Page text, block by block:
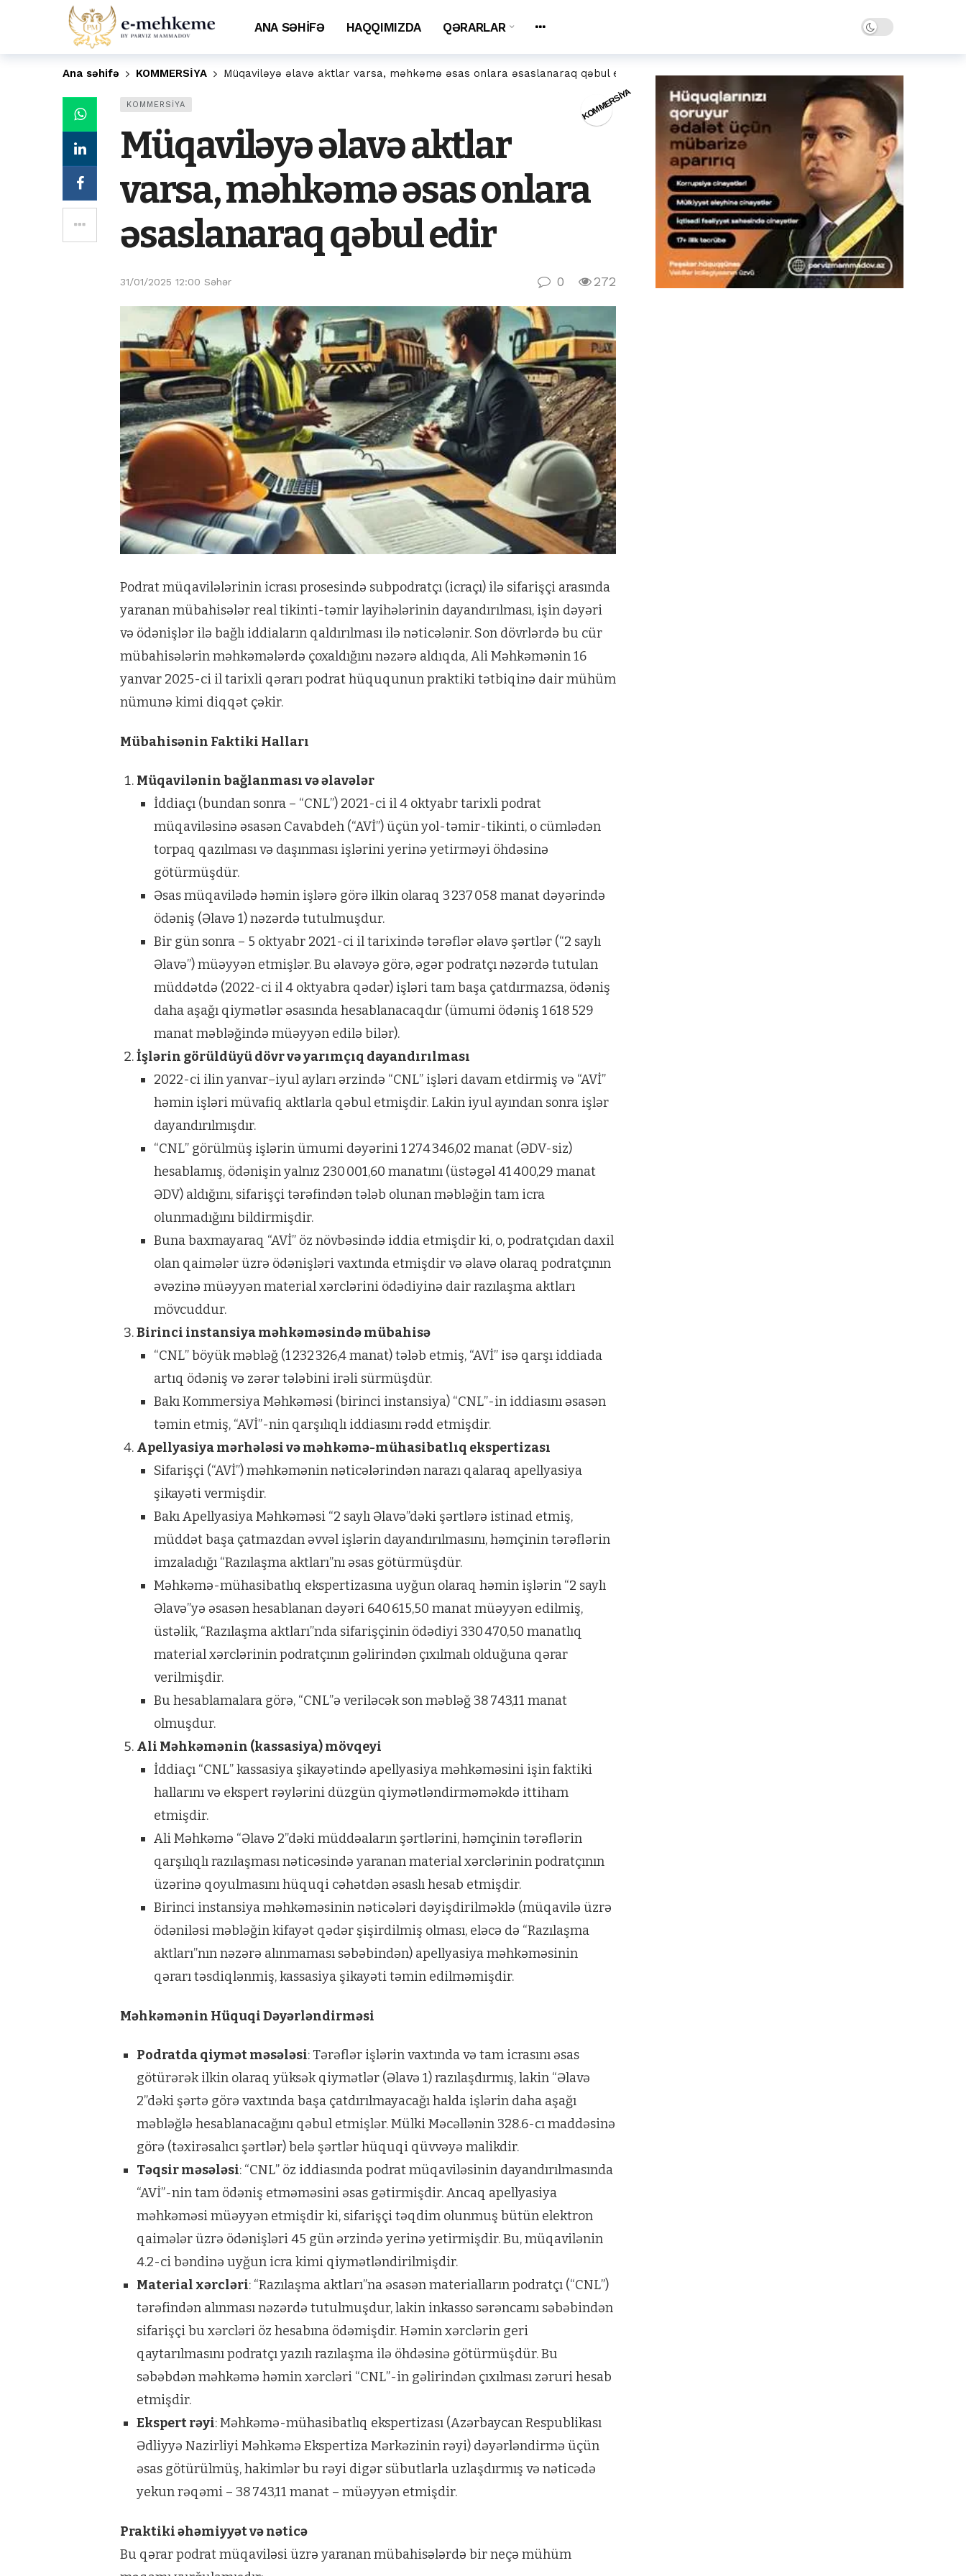
ANA SƏHİFƏ HAQQIMIZDA QƏRARLAR Dark mode
Ana səhifə KOMMERSİYA Müqaviləyə əlavə aktlar varsa, məhkəmə əsas onlara əsaslanaraq qəbul edir
KOMMERSİYA
KOMMERSİYA
Müqaviləyə əlavə aktlar
varsa, məhkəmə əsas onlara
əsaslanaraq qəbul edir
31/01/2025 12:00 Səhər 0 272
Podrat müqavilələrinin icrası prosesində subpodratçı (icraçı) ilə sifarişçi arasında
yaranan mübahisələr real tikinti-təmir layihələrinin dayandırılması, işin dəyəri
və ödənişlər ilə bağlı iddiaların qaldırılması ilə nəticələnir. Son dövrlərdə bu cür
mübahisələrin məhkəmələrdə çoxaldığını nəzərə aldıqda, Ali Məhkəmənin 16
yanvar 2025-ci il tarixli qərarı podrat hüququnun praktiki tətbiqinə dair mühüm
nümunə kimi diqqət çəkir.
Mübahisənin Faktiki Halları
Müqavilənin bağlanması və əlavələr
İddiaçı (bundan sonra – “CNL”) 2021-ci il 4 oktyabr tarixli podrat
müqaviləsinə əsasən Cavabdeh (“AVİ”) üçün yol-təmir-tikinti, o cümlədən
torpaq qazılması və daşınması işlərini yerinə yetirməyi öhdəsinə
götürmüşdür.
Əsas müqavilədə həmin işlərə görə ilkin olaraq 3 237 058 manat dəyərində
ödəniş (Əlavə 1) nəzərdə tutulmuşdur.
Bir gün sonra – 5 oktyabr 2021-ci il tarixində tərəflər əlavə şərtlər (“2 saylı
Əlavə”) müəyyən etmişlər. Bu əlavəyə görə, əgər podratçı nəzərdə tutulan
müddətdə (2022-ci il 4 oktyabra qədər) işləri tam başa çatdırmazsa, ödəniş
daha aşağı qiymətlər əsasında hesablanacaqdır (ümumi ödəniş 1 618 529
manat məbləğində müəyyən edilə bilər).
İşlərin görüldüyü dövr və yarımçıq dayandırılması
2022-ci ilin yanvar–iyul ayları ərzində “CNL” işləri davam etdirmiş və “AVİ”
həmin işləri müvafiq aktlarla qəbul etmişdir. Lakin iyul ayından sonra işlər
dayandırılmışdır.
“CNL” görülmüş işlərin ümumi dəyərini 1 274 346,02 manat (ƏDV-siz)
hesablamış, ödənişin yalnız 230 001,60 manatını (üstəgəl 41 400,29 manat
ƏDV) aldığını, sifarişçi tərəfindən tələb olunan məbləğin tam icra
olunmadığını bildirmişdir.
Buna baxmayaraq “AVİ” öz növbəsində iddia etmişdir ki, o, podratçıdan daxil
olan qaimələr üzrə ödənişləri vaxtında etmişdir və əlavə olaraq podratçının
əvəzinə müəyyən material xərclərini ödədiyinə dair razılaşma aktları
mövcuddur.
Birinci instansiya məhkəməsində mübahisə
“CNL” böyük məbləğ (1 232 326,4 manat) tələb etmiş, “AVİ” isə qarşı iddiada
artıq ödəniş və zərər tələbini irəli sürmüşdür.
Bakı Kommersiya Məhkəməsi (birinci instansiya) “CNL”-in iddiasını əsasən
təmin etmiş, “AVİ”-nin qarşılıqlı iddiasını rədd etmişdir.
Apellyasiya mərhələsi və məhkəmə-mühasibatlıq ekspertizası
Sifarişçi (“AVİ”) məhkəmənin nəticələrindən narazı qalaraq apellyasiya
şikayəti vermişdir.
Bakı Apellyasiya Məhkəməsi “2 saylı Əlavə”dəki şərtlərə istinad etmiş,
müddət başa çatmazdan əvvəl işlərin dayandırılmasını, həmçinin tərəflərin
imzaladığı “Razılaşma aktları”nı əsas götürmüşdür.
Məhkəmə-mühasibatlıq ekspertizasına uyğun olaraq həmin işlərin “2 saylı
Əlavə”yə əsasən hesablanan dəyəri 640 615,50 manat müəyyən edilmiş,
üstəlik, “Razılaşma aktları”nda sifarişçinin ödədiyi 330 470,50 manatlıq
material xərclərinin podratçının gəlirindən çıxılmalı olduğuna qərar
verilmişdir.
Bu hesablamalara görə, “CNL”ə veriləcək son məbləğ 38 743,11 manat
olmuşdur.
Ali Məhkəmənin (kassasiya) mövqeyi
İddiaçı “CNL” kassasiya şikayətində apellyasiya məhkəməsini işin faktiki
hallarını və ekspert rəylərini düzgün qiymətləndirməməkdə ittiham
etmişdir.
Ali Məhkəmə “Əlavə 2”dəki müddəaların şərtlərini, həmçinin tərəflərin
qarşılıqlı razılaşması nəticəsində yaranan material xərclərinin podratçının
üzərinə qoyulmasını hüquqi cəhətdən əsaslı hesab etmişdir.
Birinci instansiya məhkəməsinin nəticələri dəyişdirilməklə (müqavilə üzrə
ödəniləsi məbləğin kifayət qədər şişirdilmiş olması, eləcə də “Razılaşma
aktları”nın nəzərə alınmaması səbəbindən) apellyasiya məhkəməsinin
qərarı təsdiqlənmiş, kassasiya şikayəti təmin edilməmişdir.
Məhkəmənin Hüquqi Dəyərləndirməsi
Podratda qiymət məsələsi: Tərəflər işlərin vaxtında və tam icrasını əsas
götürərək ilkin olaraq yüksək qiymətlər (Əlavə 1) razılaşdırmış, lakin “Əlavə
2”dəki şərtə görə vaxtında başa çatdırılmayacağı halda işlərin daha aşağı
məbləğlə hesablanacağını qəbul etmişlər. Mülki Məcəllənin 328.6-cı maddəsinə
görə (təxirəsalıcı şərtlər) belə şərtlər hüquqi qüvvəyə malikdir.
Təqsir məsələsi: “CNL” öz iddiasında podrat müqaviləsinin dayandırılmasında
“AVİ”-nin tam ödəniş etməməsini əsas gətirmişdir. Ancaq apellyasiya
məhkəməsi müəyyən etmişdir ki, sifarişçi təqdim olunmuş bütün elektron
qaimələr üzrə ödənişləri 45 gün ərzində yerinə yetirmişdir. Bu, müqavilənin
4.2-ci bəndinə uyğun icra kimi qiymətləndirilmişdir.
Material xərcləri: “Razılaşma aktları”na əsasən materialların podratçı (“CNL”)
tərəfindən alınması nəzərdə tutulmuşdur, lakin inkasso sərəncamı səbəbindən
sifarişçi bu xərcləri öz hesabına ödəmişdir. Həmin xərclərin geri
qaytarılmasını podratçı yazılı razılaşma ilə öhdəsinə götürmüşdür. Bu
səbəbdən məhkəmə həmin xərcləri “CNL”-in gəlirindən çıxılması zəruri hesab
etmişdir.
Ekspert rəyi: Məhkəmə-mühasibatlıq ekspertizası (Azərbaycan Respublikası
Ədliyyə Nazirliyi Məhkəmə Ekspertiza Mərkəzinin rəyi) dəyərləndirmə üçün
əsas götürülmüş, hakimlər bu rəyi digər sübutlarla uzlaşdırmış və nəticədə
yekun rəqəmi – 38 743,11 manat – müəyyən etmişdir.
Praktiki əhəmiyyət və nəticə
Bu qərar podrat müqaviləsi üzrə yaranan mübahisələrdə bir neçə mühüm